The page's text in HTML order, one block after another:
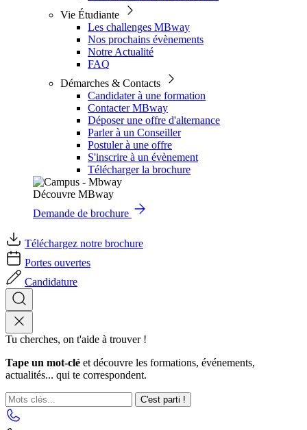
Vie Étudiante
Les challenges MBway
Nos prochains évènements
Notre Actualité
FAQ
Démarches & Contacts
Candidater à une formation
Contacter MBway
Déposer une offre d'alternance
Parler à un Conseiller
Postuler à une offre
S'inscrire à un évènement
Télécharger la brochure
Découvre MBway
Demande de brochure
Téléchargez notre brochure
Portes ouvertes
Candidature
Tu cherches, on t'aide à trouver !
Tape un mot-clé et découvre les formations, événements,
actualités... qui te correspondent.
C'est parti !